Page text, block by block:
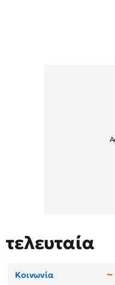
τελευταία
Κοινωνία